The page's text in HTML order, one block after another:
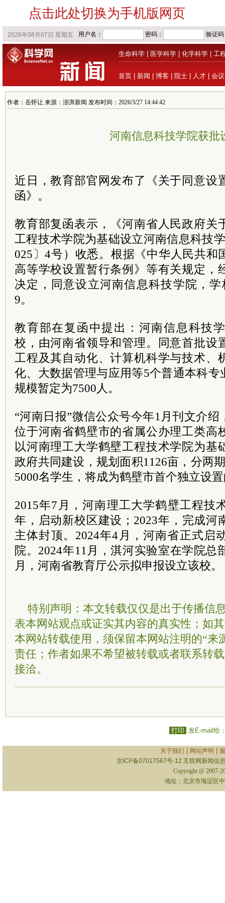
点击此处切换为手机版网页
生命科学 医学科学 化学科学 工
首页 新闻 博客 院士 人才 会议
作者：岳怀让 来源：澎湃新闻 发布时间：2026/3/27 14:44:42
河南信息科技学院获批
近日，教育部官网发布了《关于同意设
函》。
教育部复函表示，《河南省人民政府关
工程技术学院为基础设立河南信息科技
025〕4号）收悉。根据《中华人民共和
高等学校设置暂行条例》等有关规定，
决定，同意设立河南信息科技学院，学
9。
教育部在复函中提出：河南信息科技
校，由河南省领导和管理。同意首批设
工程及其自动化、计算机科学与技术、
化、大数据管理与应用等5个普通本科
规模暂定为7500人。
“河南日报”微信公众号今年1月刊文介
位于河南省鹤壁市的省属公办理工类高
以河南理工大学鹤壁工程技术学院为基
政府共同建设，规划面积1126亩，分两
5000名学生，将成为鹤壁市首个独立设
2015年7月，河南理工大学鹤壁工程技
年，启动新校区建设；2023年，完成河
主体封顶。2024年4月，河南省正式启
院。2024年11月，淇河实验室在学院总
月，河南省教育厅公示拟申报设立该校。
特别声明：本文转载仅仅是出于传播信
表本网站观点或证实其内容的真实性；如
本网站转载使用，须保留本网站注明的“来
责任；作者如果不希望被转载或者联系转
接洽。
打印 发E-mail给
关于我们 网站声明
京ICP备07017567号-12 互联网新闻信
Copyright @ 2007-
地址：北京市海淀区